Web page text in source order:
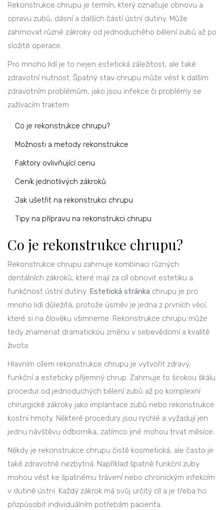
Rekonstrukce chrupu je termín, který označuje obnovu a
opravu zubů, dásní a dalších částí ústní dutiny. Může
zahrnovat různé zákroky od jednoduchého bělení zubů až po
složité operace.
Pro mnoho lidí je to nejen estetická záležitost, ale také
zdravotní nutnost. Špatný stav chrupu může vést k dalším
zdravotním problémům, jako jsou infekce či problémy se
zažívacím traktem.
Co je rekonstrukce chrupu?
Možnosti a metody rekonstrukce
Faktory ovlivňující cenu
Ceník jednotlivých zákroků
Jak ušetřit na rekonstrukci chrupu
Tipy na přípravu na rekonstrukci chrupu
Co je rekonstrukce chrupu?
Rekonstrukce chrupu zahrnuje kombinaci různých
dentálních zákroků, které mají za cíl obnovit estetiku a
funkčnost ústní dutiny. Estetická stránka chrupu je pro
mnoho lidí důležitá, protože úsměv je jedna z prvních věcí,
které si na člověku všimneme. Rekonstrukce chrupu může
tedy znamenat dramatickou změnu v sebevědomí a kvalitě
života.
Hlavním cílem rekonstrukce chrupu je vytvořit zdravý,
funkční a esteticky příjemný chrup. Zahrnuje to širokou škálu
procedur od jednoduchých bělení zubů až po komplexní
chirurgické zákroky jako implantace zubů nebo rekonstrukce
kostní hmoty. Některé procedury jsou rychlé a vyžadují jen
jednu návštěvu odborníka, zatímco jiné mohou trvat měsíce.
Někdy je rekonstrukce chrupu čistě kosmetická, ale často je
také zdravotně nezbytná. Například špatně funkční zuby
mohou vést ke špatnému trávení nebo chronickým infekcím
v dutině ústní. Každý zákrok má svůj určitý cíl a je třeba ho
přizpůsobit individuálním potřebám pacienta.